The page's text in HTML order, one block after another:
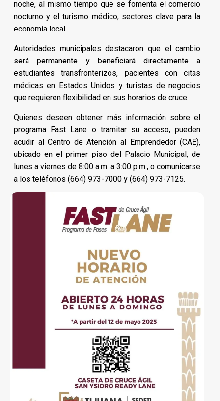
noche, al mismo tiempo que se fomenta el comercio
nocturno y el turismo médico, sectores clave para la
economía local.
Autoridades municipales destacaron que el cambio
será permanente y beneficiará directamente a
estudiantes transfronterizos, pacientes con citas
médicas en Estados Unidos y turistas de negocios
que requieren flexibilidad en sus horarios de cruce.
Quienes deseen obtener más información sobre el
programa Fast Lane o tramitar su acceso, pueden
acudir al Centro de Atención al Emprendedor (CAE),
ubicado en el primer piso del Palacio Municipal, de
lunes a viernes de 8:00 a.m. a 3:00 p.m., o comunicarse
a los teléfonos (664) 973-7000 y (664) 973-7125.